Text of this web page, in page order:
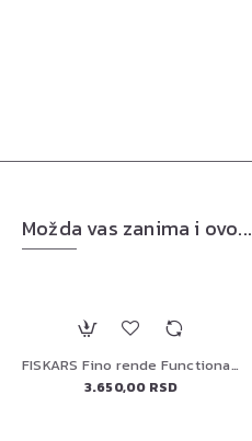
Možda vas zanima i ovo...
FISKARS Fino rende FunctionalForm, 1014412
3.650,00 RSD